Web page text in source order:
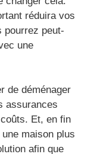
réduira vos
pourrez peut-
une
de déménager
assurances
Et, en fin
maison plus
afin que